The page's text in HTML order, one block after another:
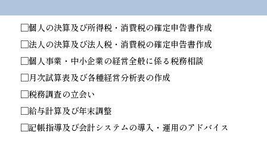
□個人の決算及び所得税・消費税の確定申告書作成
□法人の決算及び法人税・消費税の確定申告書作成
□個人事業・中小企業の経営全般に係る税務相談
□月次試算表及び各種経営分析表の作成
□税務調査の立会い
□給与計算及び年末調整
□記帳指導及び会計システムの導入・運用のアドバイス